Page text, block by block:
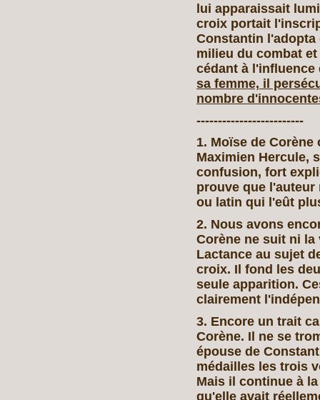
lui apparaissait
croix portait
Constantin l'adopta
milieu du combat
cédant à
sa femme, il
nombre
-------------------------
1. Moïse de
Maximien Hercule,
confusion, fort
prouve que
ou latin qui l'eût
2. Nous avons
Corène ne suit ni
Lactance au sujet
croix. Il fond les
seule apparition.
clairement
3. Encore un trait
Corène. Il ne se
épouse de
médailles les trois
Mais il continue à
qu'elle avait